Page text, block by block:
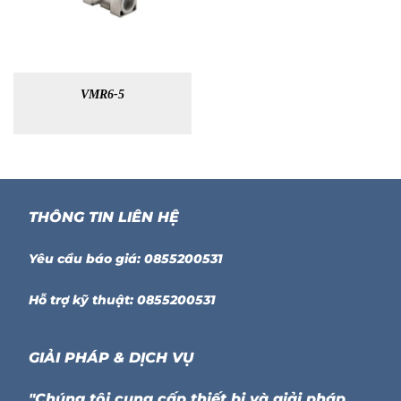
VMR6-5
THÔNG TIN LIÊN HỆ
Yêu cầu báo giá: 0855200531
Hỗ trợ kỹ thuật: 0855200531
GIẢI PHÁP & DỊCH VỤ